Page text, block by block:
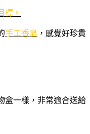
標。
手工香皂 ，感覺好珍貴
盒一樣，非常適合送給